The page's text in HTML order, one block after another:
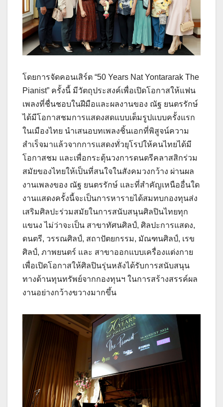
โดยการจัดคอนเสิร์ต “50 Years Nat Yontararak The
Pianist” ครั้งนี้ มีวัตถุประสงค์เพื่อเปิดโอกาสให้แฟน
เพลงที่ชื่นชอบในฝีมือและผลงานของ ณัฐ ยนตรรักษ์
ได้มีโอกาสชมการแสดงสดแบบเต็มรูปแบบครั้งแรก
ในเมืองไทย นำเสนอบทเพลงชิ้นเอกที่พิสูจน์ความ
สำเร็จมาแล้วจากการแสดงทั่วยุโรปให้คนไทยได้มี
โอกาสชม และเพื่อกระตุ้นวงการดนตรีคลาสสิกร่วม
สมัยของไทยให้เป็นที่สนใจในสังคมวงกว้าง ผ่านผล
งานเพลงของ ณัฐ ยนตรรักษ์ และที่สำคัญเหนืออื่นใด
งานแสดงครั้งนี้จะเป็นการหารายได้สมทบกองทุนส่ง
เสริมศิลปะร่วมสมัยในการสนับสนุนศิลปินไทยทุก
แขนง ไม่ว่าจะเป็น สาขาทัศนศิลป์, ศิลปะการแสดง,
ดนตรี, วรรณศิลป์, สถาปัตยกรรม, มัณฑนศิลป์, เรข
ศิลป์, ภาพยนตร์ และ สาขาออกแบบเครื่องแต่งกาย
เพื่อเปิดโอกาสให้ศิลปินรุ่นหลังได้รับการสนับสนุน
ทางด้านทุนทรัพย์จากกองทุนฯ ในการสร้างสรรค์ผล
งานอย่างกว้างขวางมากขึ้น